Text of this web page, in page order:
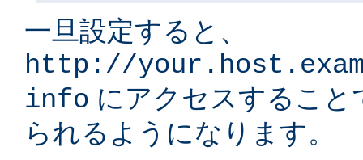
一旦設定すると、
http://
info にアクセスすること
られるようになります。